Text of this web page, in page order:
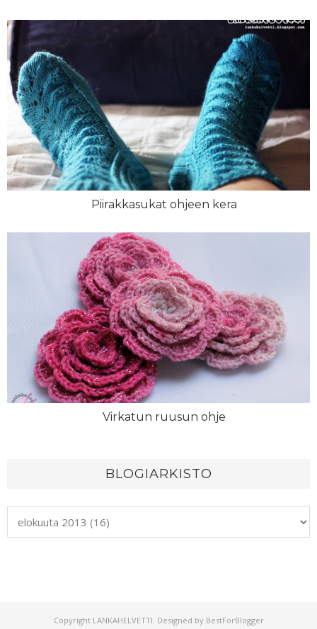
Piirakkasukat ohjeen kera
Virkatun ruusun ohje
BLOGIARKISTO
Copyright LANKAHELVETTI . Designed by BestForBlogger